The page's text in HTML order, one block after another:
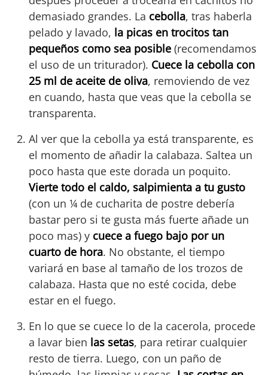
demasiado grandes. La cebolla, tras haberla
pelado y lavado, la picas en trocitos tan
pequeños como sea posible (recomendamos
el uso de un triturador). Cuece la cebolla con
25 ml de aceite de oliva, removiendo de vez
en cuando, hasta que veas que la cebolla se
transparenta.
Al ver que la cebolla ya está transparente, es
el momento de añadir la calabaza. Saltea un
poco hasta que este dorada un poquito.
Vierte todo el caldo, salpimienta a tu gusto
(con un ¼ de cucharita de postre debería
bastar pero si te gusta más fuerte añade un
poco mas) y cuece a fuego bajo por un
cuarto de hora. No obstante, el tiempo
variará en base al tamaño de los trozos de
calabaza. Hasta que no esté cocida, debe
estar en el fuego.
En lo que se cuece lo de la cacerola, procede
a lavar bien las setas, para retirar cualquier
resto de tierra. Luego, con un paño de